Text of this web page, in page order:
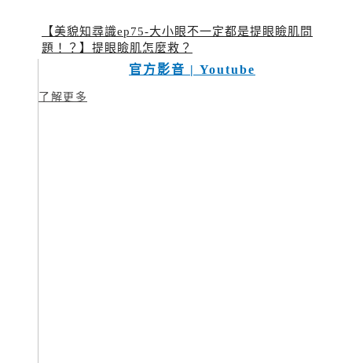
【美貌知尋識ep75-大小眼不一定都是提眼瞼肌問
題！？】提眼瞼肌怎麼救？
官方影音 | Youtube
了解更多